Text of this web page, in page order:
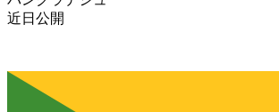
近日公開